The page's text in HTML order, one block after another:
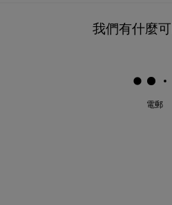
我們有什麼
電郵